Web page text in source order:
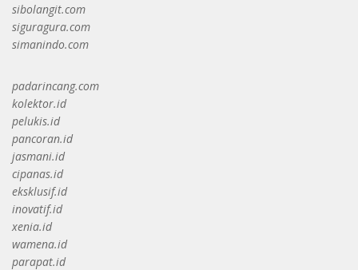
sibolangit.com
siguragura.com
simanindo.com
padarincang.com
kolektor.id
pelukis.id
pancoran.id
jasmani.id
cipanas.id
eksklusif.id
inovatif.id
xenia.id
wamena.id
parapat.id